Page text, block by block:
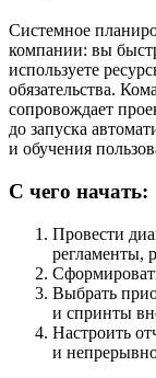
Системное
компании: вы
используете
обязательства.
сопровождает
до запуска
и обучения
С чего начать:
Провести
регламенты,
Выбрать
и спринты
Настроить
и